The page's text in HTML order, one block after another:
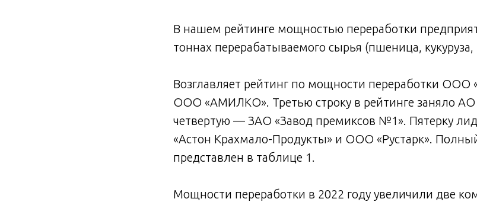
В нашем рейтинге мощностью переработки
тоннах перерабатываемого сырья (пшеница,
Возглавляет рейтинг по мощности переработки ООО
ООО «АМИЛКО». Третью строку в рейтинге заняло АО
четвертую — ЗАО «Завод премиксов №1». Пятерку
«Астон Крахмало-Продукты» и ООО «Рустарк».
представлен в таблице 1.
Мощности переработки в 2022 году увеличили две